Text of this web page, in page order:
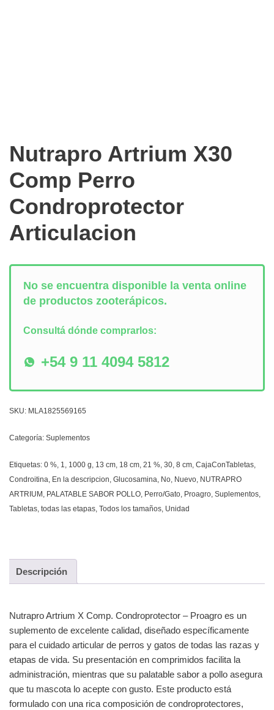
Nutrapro Artrium X30
Comp Perro
Condroprotector
Articulacion
No se encuentra disponible la venta online
de productos zooterápicos.
Consultá dónde comprarlos:
+54 9 11 4094 5812
SKU: MLA1825569165
Categoría: Suplementos
Etiquetas: 0 %, 1, 1000 g, 13 cm, 18 cm, 21 %, 30, 8 cm, CajaConTabletas,
Condroitina, En la descripcion, Glucosamina, No, Nuevo, NUTRAPRO
ARTRIUM , PALATABLE SABOR POLLO, Perro/Gato, Proagro, Suplementos,
Tabletas, todas las etapas, Todos los tamaños, Unidad
Descripción
Nutrapro Artrium X Comp. Condroprotector – Proagro es un
suplemento de excelente calidad, diseñado específicamente
para el cuidado articular de perros y gatos de todas las razas y
etapas de vida. Su presentación en comprimidos facilita la
administración, mientras que su palatable sabor a pollo asegura
que tu mascota lo acepte con gusto. Este producto está
formulado con una rica composición de condroprotectores,